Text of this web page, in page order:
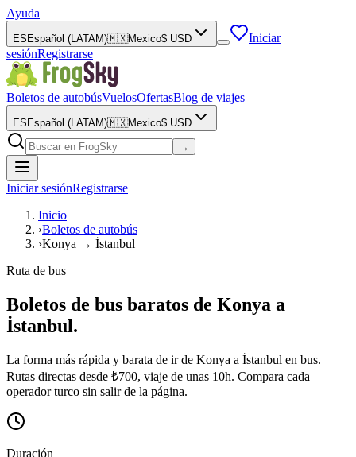
Ayuda
ES Español (LATAM)🇲🇽Mexico$ USD
Iniciar
sesiónRegistrarse
Boletos de autobúsVuelosOfertasBlog de viajes
ES Español (LATAM)🇲🇽Mexico$ USD
→
Iniciar sesiónRegistrarse
Inicio
›Boletos de autobús
›Konya → İstanbul
Ruta de bus
Boletos de bus baratos de Konya a
İstanbul.
La forma más rápida y barata de ir de Konya a İstanbul en bus.
Rutas directas desde ₺700, viaje de unas 10h. Compara cada
operador turco sin salir de la página.
Duración